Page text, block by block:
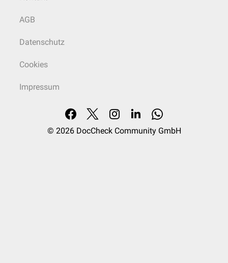
AGB
Datenschutz
Cookies
Impressum
© 2026 DocCheck Community GmbH